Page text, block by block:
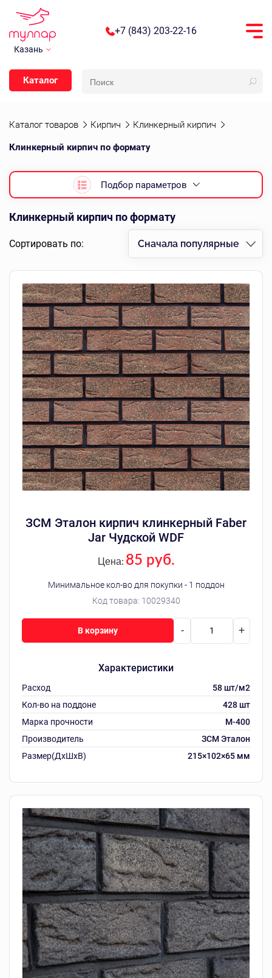
Казань
+7 (843) 203-22-16
Каталог
Каталог товаров Кирпич Клинкерный кирпич
Клинкерный кирпич по формату
Подбор параметров
Клинкерный кирпич по формату
Сортировать по: Сначала популярные
ЗСМ Эталон кирпич клинкерный Faber
Jar Чудской WDF
Код товара: 10029340
Цена: 85 руб.
Минимальное кол-во для покупки - 1 поддон
Характеристики
Расход
58 шт/м2
Кол-во на поддоне
428 шт
Марка прочности
М-400
Производитель
ЗСМ Эталон
Размер(ДхШхВ)
215×102×65 мм
- +
В корзину